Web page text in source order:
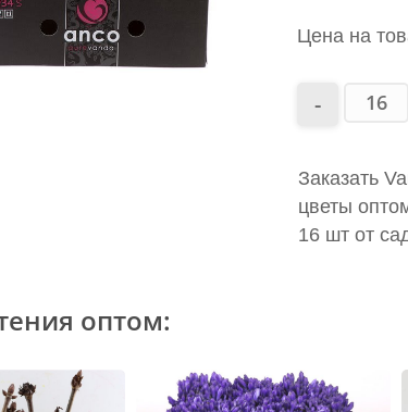
Цена на
Заказать
цветы
16 шт от
оптом: